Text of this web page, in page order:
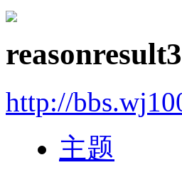
reasonresult3
http://
主题